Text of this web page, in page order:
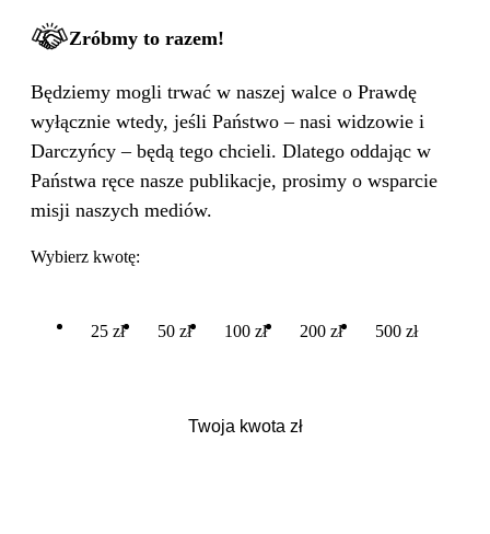
Zróbmy to razem!
Będziemy mogli trwać w naszej walce o Prawdę
wyłącznie wtedy, jeśli Państwo – nasi widzowie i
Darczyńcy – będą tego chcieli. Dlatego oddając w
Państwa ręce nasze publikacje, prosimy o wsparcie
misji naszych mediów.
Wybierz kwotę:
25 zł 50 zł 100 zł 200 zł 500 zł